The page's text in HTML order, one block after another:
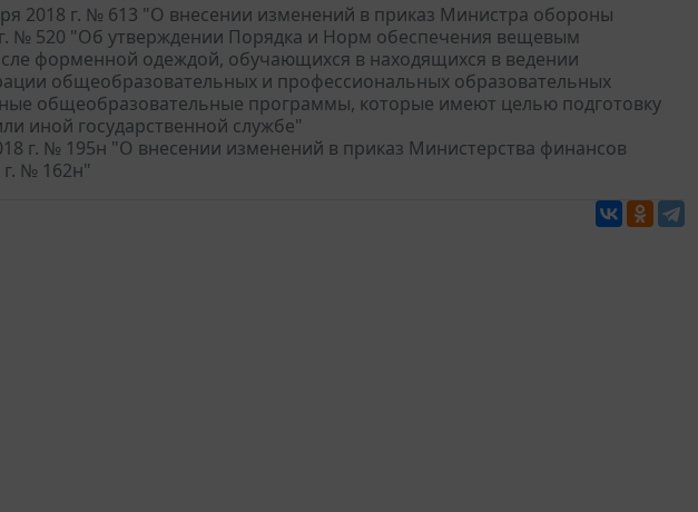
2018 г. № 613 "О внесении изменений в приказ Министра обороны
г. № 520 "Об утверждении Порядка и Норм обеспечения вещевым
форменной одеждой, обучающихся в находящихся в ведении
общеобразовательных и профессиональных образовательных
общеобразовательные программы, которые имеют целью подготовку
иной государственной службе"
г. № 195н "О внесении изменений в приказ Министерства финансов
№ 162н"